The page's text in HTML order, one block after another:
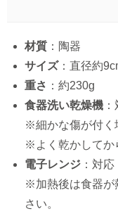
材質 ：陶器
サイズ：直径約
重さ ：約230g
食器洗い乾燥機
※細かな傷が付く
※よく乾かしてか
電子レンジ ：対応
※加熱後は食器が
さい。